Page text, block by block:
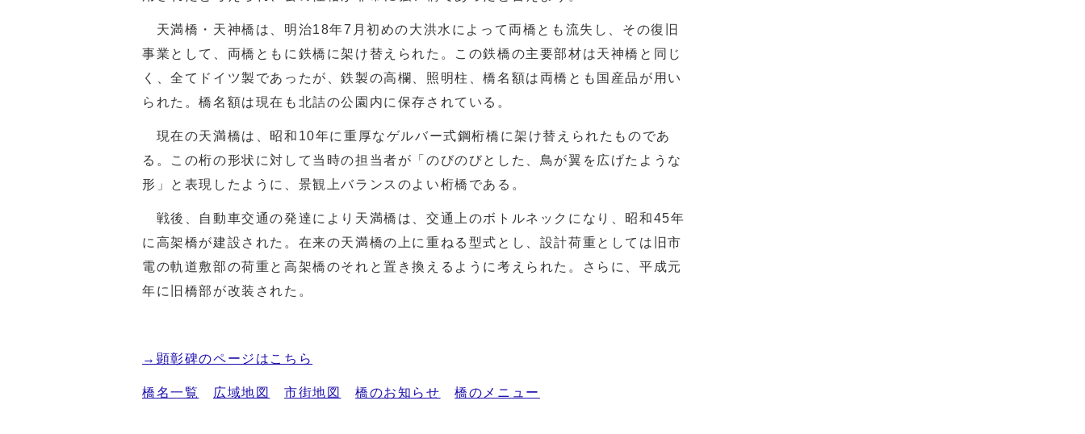
天満橋・天神橋は、明治18年7月初めの大洪水によって両橋とも流失し、その復旧
事業として、両橋ともに鉄橋に架け替えられた。この鉄橋の主要部材は天神橋と同じ
く、全てドイツ製であったが、鉄製の高欄、照明柱、橋名額は両橋とも国産品が用い
られた。橋名額は現在も北詰の公園内に保存されている。
現在の天満橋は、昭和10年に重厚なゲルバー式鋼桁橋に架け替えられたものであ
る。この桁の形状に対して当時の担当者が「のびのびとした、鳥が翼を広げたような
形」と表現したように、景観上バランスのよい桁橋である。
戦後、自動車交通の発達により天満橋は、交通上のボトルネックになり、昭和45年
に高架橋が建設された。在来の天満橋の上に重ねる型式とし、設計荷重としては旧市
電の軌道敷部の荷重と高架橋のそれと置き換えるように考えられた。さらに、平成元
年に旧橋部が改装された。
→顕彰碑のページはこちら
橋名一覧 広域地図 市街地図 橋のお知らせ 橋のメニュー